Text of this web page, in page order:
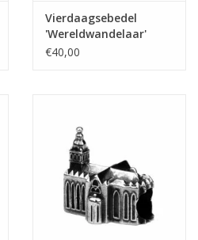
Vierdaagsebedel
'Wereldwandelaar'
€40,00